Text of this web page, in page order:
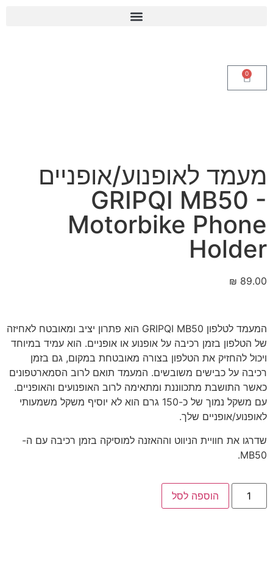
0
מעמד לאופנוע/אופניים
GRIPQI MB50 -
Motorbike Phone
Holder
₪ 89.00
המעמד לטלפון GRIPQI MB50 הוא פתרון יציב ומאובטח לאחיזה
של הטלפון בזמן רכיבה על אופנוע או אופניים. הוא עמיד במיוחד
ויכול להחזיק את הטלפון בצורה מאובטחת במקום, גם בזמן
רכיבה על כבישים משובשים. המעמד תואם לרוב הסמארטפונים
כאשר התושבת מתכווננת ומתאימה לרוב האופנועים והאופניים.
עם משקל נמוך של כ-150 גרם הוא לא יוסיף משקל משמעותי
לאופנוע/אופניים שלך.
שדרגו את חוויית הניווט וההאזנה למוסיקה בזמן רכיבה עם ה-
MB50.
הוספה לסל